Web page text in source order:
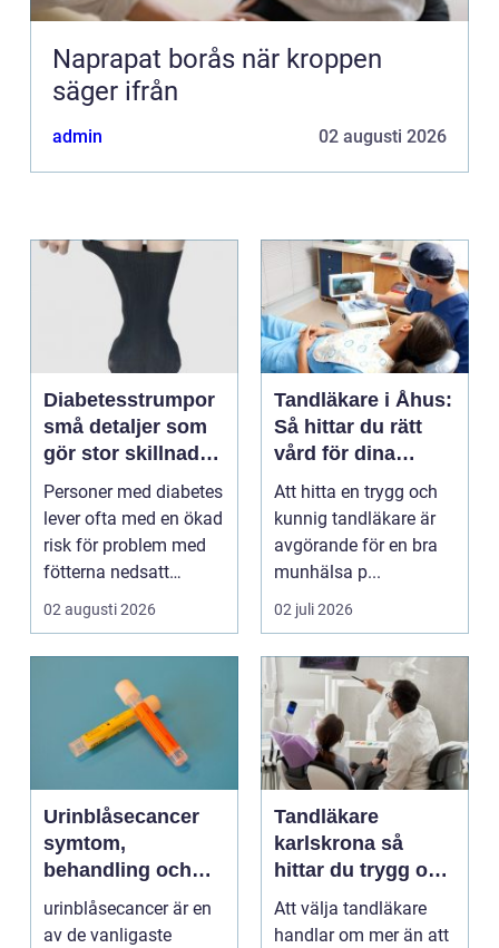
Naprapat borås när kroppen
säger ifrån
admin 02 augusti 2026
Diabetesstrumpor
små detaljer som
gör stor skillnad
för fötterna
Personer med diabetes
lever ofta med en ökad
risk för problem med
fötterna nedsatt
känsel, sämre bl...
02 augusti 2026
Tandläkare i Åhus:
Så hittar du rätt
vård för dina
tänder
Att hitta en trygg och
kunnig tandläkare är
avgörande för en bra
munhälsa p...
02 juli 2026
Urinblåsecancer
symtom,
behandling och
vägen vidare
urinblåsecancer är en
av de vanligaste
Tandläkare
karlskrona så
hittar du trygg och
långsiktig
tandvård
Att välja tandläkare
handlar om mer än att